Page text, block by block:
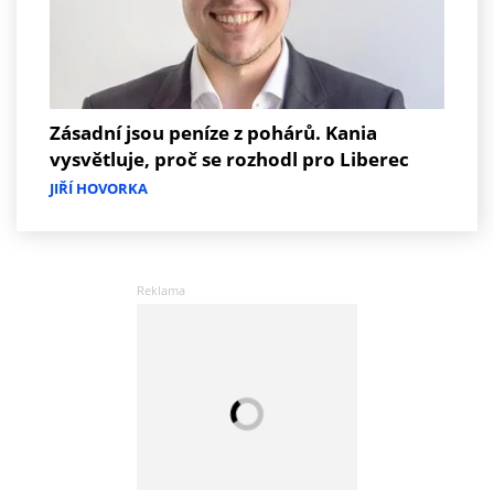
Zásadní jsou peníze z pohárů. Kania
vysvětluje, proč se rozhodl pro Liberec
JIŘÍ HOVORKA